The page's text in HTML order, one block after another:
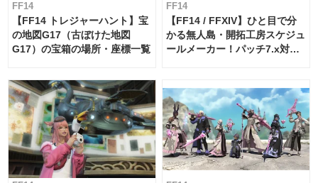
FF14
【FF14 トレジャーハント】宝
の地図G17（古ぼけた地図
G17）の宝箱の場所・座標一覧
FF14
【FF14 / FFXIV】ひと目で分
かる無人島・開拓工房スケジュ
ールメーカー！パッチ7.x対応